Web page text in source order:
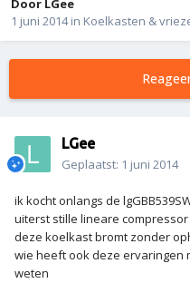
Door LGee
1 juni 2014in Koelkasten &
LGee
Geplaatst: 1 juni 2014
ik kocht onlangs de
uiterst stille lineare compressor
deze koelkast bromt zonder
wie heeft ook deze ervaringen
weten